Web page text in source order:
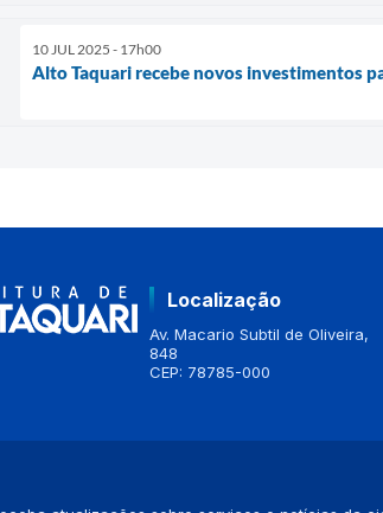
10 JUL 2025 - 17h00
Alto Taquari recebe novos investimentos
Localização
Av. Macario Subtil de Oliveira,
848
CEP: 78785-000